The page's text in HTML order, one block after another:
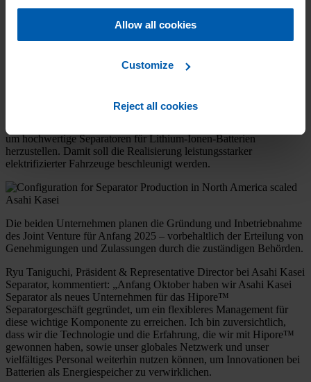
Allow all cookies
Customize
Reject all cookies
Tochtergesellschaft von Honda in Kanada, wird einen Anteil von 25
% erwerben, indem sie neue Aktien zeichnet, die von E-Materials
diesem Joint Venture kombiniert werden. Die beiden Unternehmen
werden die Stärken des jeweils anderen Unternehmens kombinieren,
um hochwertige Separatoren für Lithium-Ionen-Batterien
herzustellen. Damit soll die Realisierung leistungsstarker
elektrifizierter Fahrzeuge beschleunigt werden.
Die beiden Unternehmen planen die Gründung und Inbetriebnahme
des Joint Venture für Anfang 2025 – vorbehaltlich der Erteilung von
Genehmigungen und Zulassungen durch die zuständigen Behörden.
Ryu Taniguchi, Präsident & Representative Director bei Asahi Kasei
Separator, kommentiert: „Anfang Oktober haben wir Asahi Kasei
Separator als neues Unternehmen für das Hipore™
Separatorgeschäft gegründet, um ein flexibleres Management für
diese wichtige Komponente zu erreichen. Ich bin zuversichtlich,
dass wir die Technologie und die Erfahrung, die wir mit Hipore™
gewonnen haben, sowie unser globales Netzwerk und unser
vielfältiges Personal weiterhin nutzen können, um Innovationen bei
Batterien als Energiespeicher zu verwirklichen.